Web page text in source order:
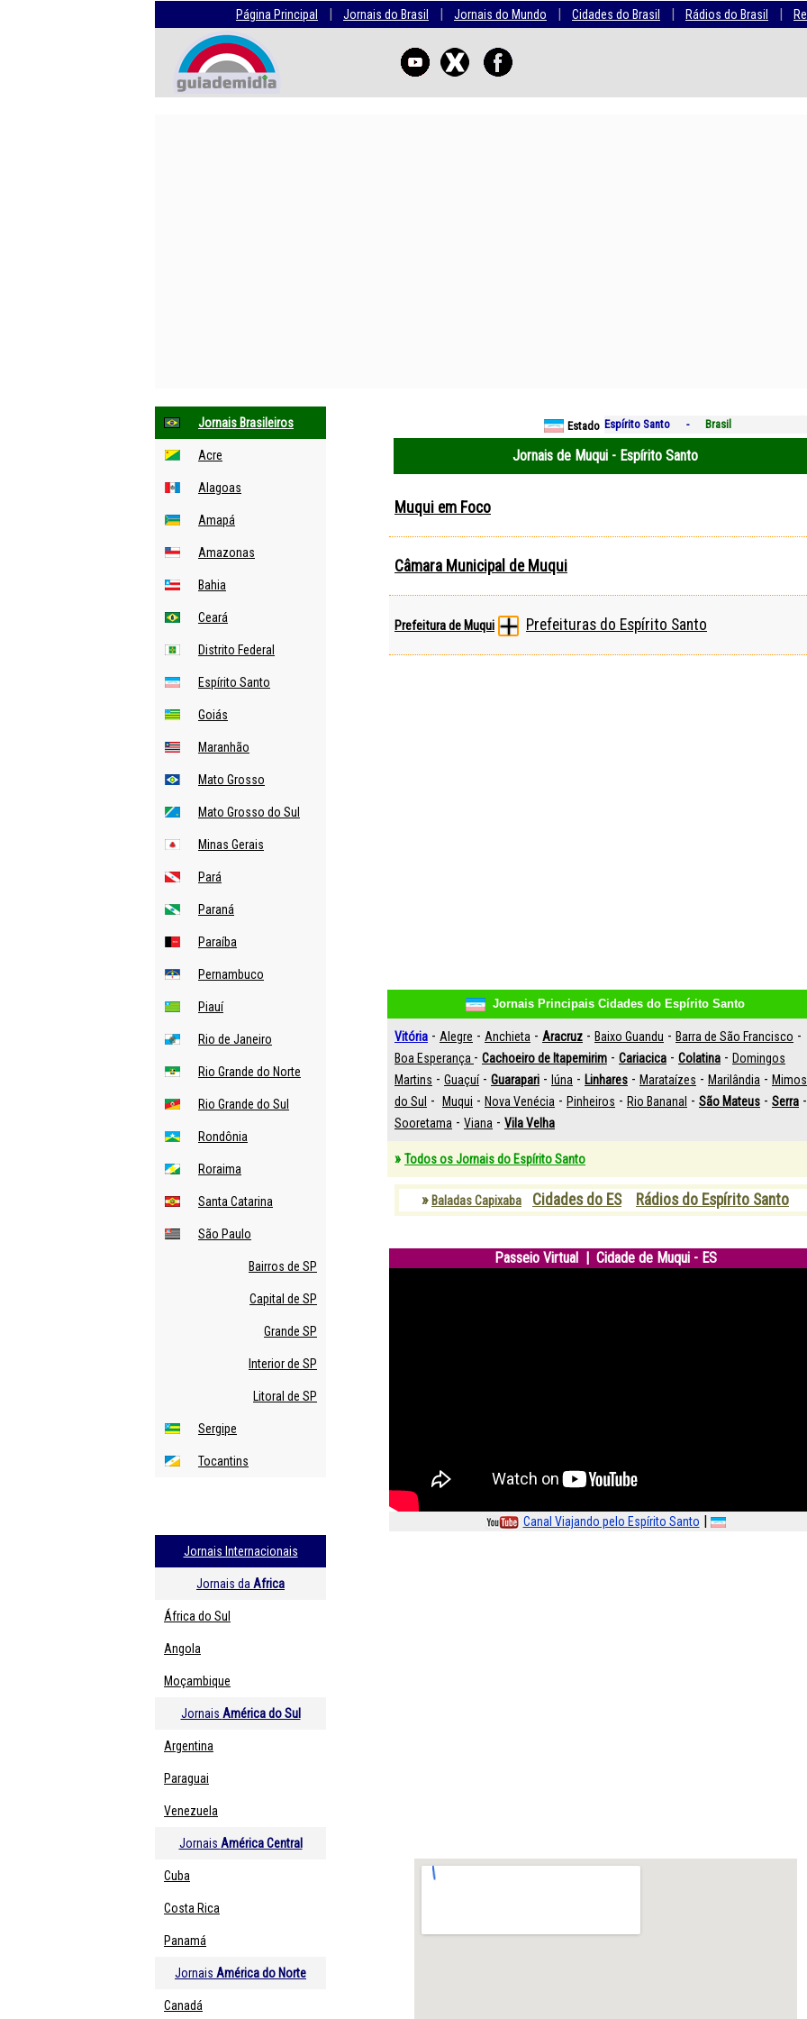
Página Principal | Jornais do Brasil | Jornais do Mundo | Cidades do Brasil | Rádios do Brasil |
Jornais Brasileiros
Acre
Alagoas
Amapá
Amazonas
Bahia
Ceará
Distrito Federal
Espírito Santo
Goiás
Maranhão
Mato Grosso
Mato Grosso do Sul
Minas Gerais
Pará
Paraná
Paraíba
Pernambuco
Piauí
Rio de Janeiro
Rio Grande do Norte
Rio Grande do Sul
Rondônia
Roraima
Santa Catarina
São Paulo
Bairros de SP
Capital de SP
Grande SP
Interior de SP
Litoral de SP
Sergipe
Tocantins
Jornais Internacionais
Jornais da Africa
África do Sul
Angola
Moçambique
Jornais América do Sul
Argentina
Paraguai
Venezuela
Jornais América Central
Cuba
Costa Rica
Panamá
Jornais América do Norte
Canadá
Estado Espírito Santo - Brasil
Jornais de Muqui - Espírito Santo
Muqui em Foco
Câmara Municipal de Muqui
Prefeitura de Muqui Prefeituras do Espírito Santo
Jornais Principais Cidades do Espírito Santo
Vitória - Alegre - Anchieta - Aracruz - Baixo Guandu - Barra de São Francisco -
Boa Esperança - Cachoeiro de Itapemirim - Cariacica - Colatina - Domingos
Martins - Guaçuí- Guarapari - Iúna - Linhares - Marataízes - Marilândia -
do Sul - Muqui - Nova Venécia - Pinheiros - Rio Bananal - São Mateus - Serra -
Sooretama - Viana - Vila Velha
» Todos os Jornais do Espírito Santo
» Baladas Capixaba Cidades do ES Rádios do Espírito Santo
Passeio Virtual | Cidade de Muqui - ES
Canal Viajando pelo Espírito Santo |